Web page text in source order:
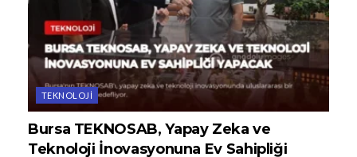
TEKNOLOJI
Bursa TEKNOSAB, Yapay Zeka ve
Teknoloji İnovasyonuna Ev Sahipliği